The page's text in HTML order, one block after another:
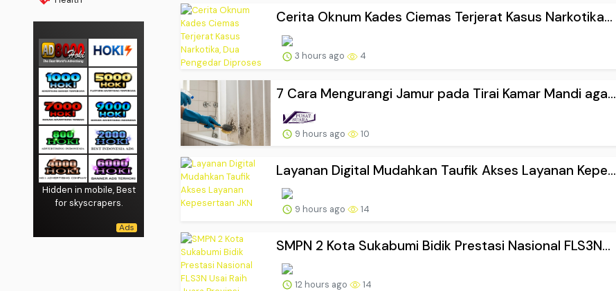
Hidden in mobile, Best
for skyscrapers.
Cerita Oknum Kades Ciemas Terjerat Kasus Narkotika...
3 hours ago 4
7 Cara Mengurangi Jamur pada Tirai Kamar Mandi aga...
9 hours ago 10
Layanan Digital Mudahkan Taufik Akses Layanan Kepe...
9 hours ago 14
SMPN 2 Kota Sukabumi Bidik Prestasi Nasional FLS3N...
12 hours ago 14